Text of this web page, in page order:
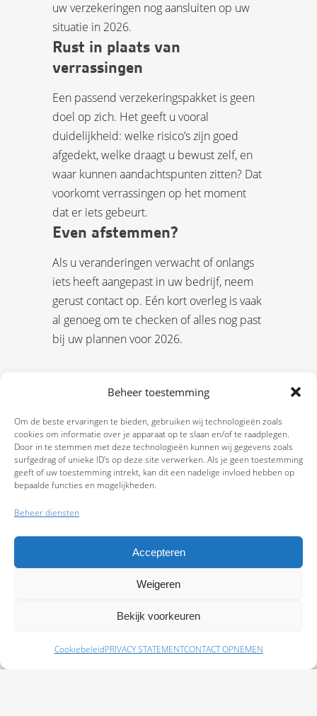
Beheer toestemming
Om de beste ervaringen te bieden, gebruiken wij technologieën zoals
cookies om informatie over je apparaat op te slaan en/of te raadplegen.
Door in te stemmen met deze technologieën kunnen wij gegevens zoals
surfgedrag of unieke ID's op deze site verwerken. Als je geen toestemming
geeft of uw toestemming intrekt, kan dit een nadelige invloed hebben op
bepaalde functies en mogelijkheden.
Beheer diensten
Accepteren
Weigeren
Bekijk voorkeuren
CookiebeleidPRIVACY STATEMENTCONTACT OPNEMEN
uw verzekeringen nog aansluiten op uw
situatie in 2026.
Rust in plaats van
verrassingen
Een passend verzekeringspakket is geen
doel op zich. Het geeft u vooral
duidelijkheid: welke risico’s zijn goed
afgedekt, welke draagt u bewust zelf, en
waar kunnen aandachtspunten zitten? Dat
voorkomt verrassingen op het moment
dat er iets gebeurt.
Even afstemmen?
Als u veranderingen verwacht of onlangs
iets heeft aangepast in uw bedrijf, neem
gerust contact op. Eén kort overleg is vaak
al genoeg om te checken of alles nog past
bij uw plannen voor 2026.
Schade melden Afspraak maken Polissen